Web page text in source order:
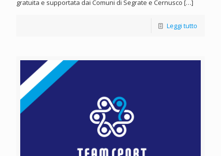
gratuita e supportata dai Comuni di Segrate e Cernusco […]
Leggi tutto